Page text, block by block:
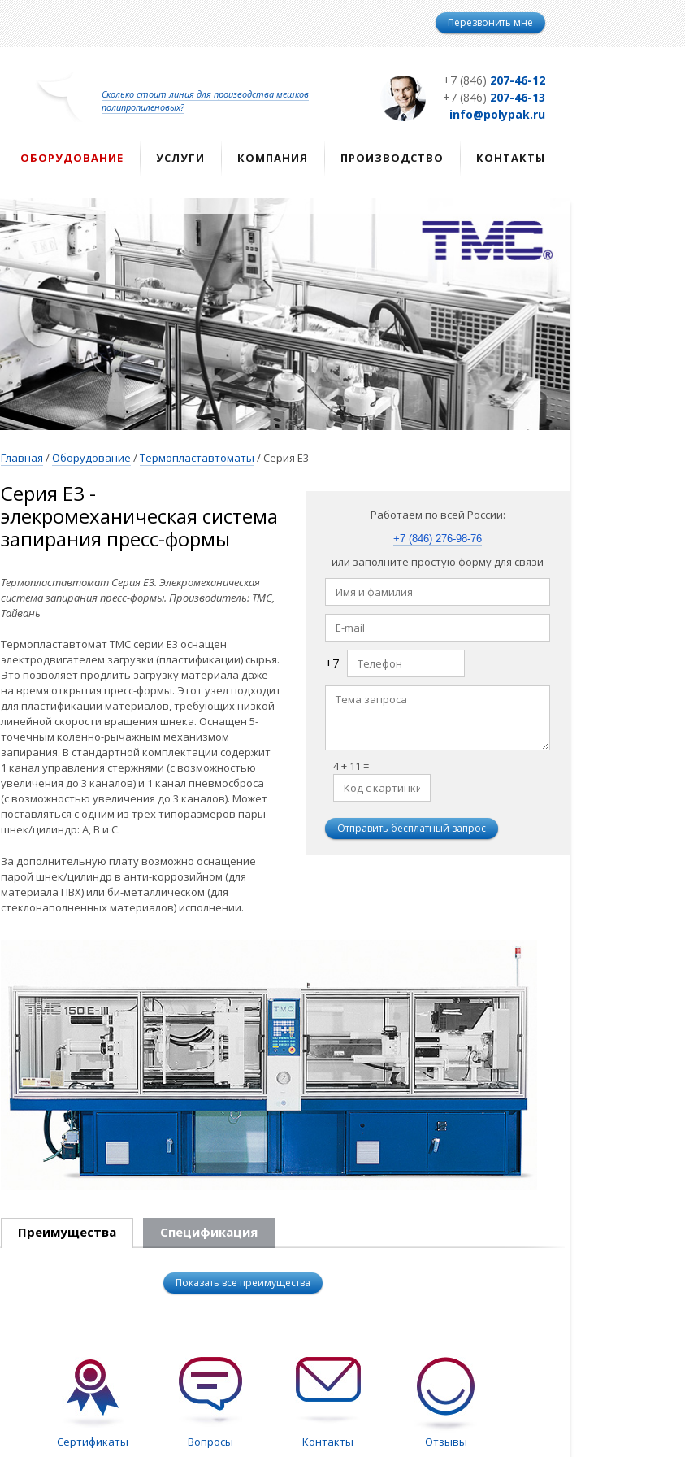
Перейти
к
Перезвонить мне
+7 (846) 207-46-12
+7 (846) 207-46-13
info@polypak.ru
Сколько стоит линия для производства мешков
полипропиленовых?
ОБОРУДОВАНИЕ УСЛУГИ КОМПАНИЯ ПРОИЗВОДСТВО КОНТАКТЫ
Главная /Оборудование /Термопластавтоматы / Серия Е3
Работаем по всей России:
+7 (846) 276-98-76
или заполните простую форму для связи
+7
4 + 11 =
Серия Е3 -
элекромеханическая система
запирания пресс-формы
Термопластавтомат Серия Е3. Элекромеханическая
система запирания пресс-формы. Производитель: TMC,
Тайвань
Термопластавтомат TMC серии Е3 оснащен
электродвигателем загрузки (пластификации) сырья.
Это позволяет продлить загрузку материала даже
на время открытия пресс-формы. Этот узел подходит
для пластификации материалов, требующих низкой
линейной скорости вращения шнека. Оснащен 5-
точечным коленно-рычажным механизмом
запирания. В стандартной комплектации содержит
1 канал управления стержнями (с возможностью
увеличения до 3 каналов) и 1 канал пневмосброса
(с возможностью увеличения до 3 каналов). Может
поставляться с одним из трех типоразмеров пары
шнек/цилиндр: А, В и С.
За дополнительную плату возможно оснащение
парой шнек/цилиндр в анти-коррозийном (для
материала ПВХ) или би-металлическом (для
стеклонаполненных материалов) исполнении.
Преимущества Спецификация
Показать все преимущества
Сертификаты Вопросы Контакты Отзывы